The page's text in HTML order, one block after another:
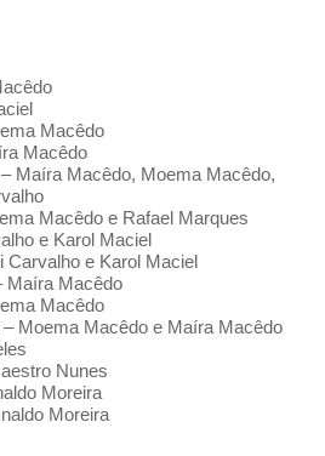
Macêdo
Macêdo
Maíra Macêdo, Moema Macêdo,
Macêdo e Rafael Marques
e Karol Maciel
e Karol Maciel
Maíra Macêdo
Macêdo
Moema Macêdo e Maíra Macêdo
Nunes
Moreira
Moreira